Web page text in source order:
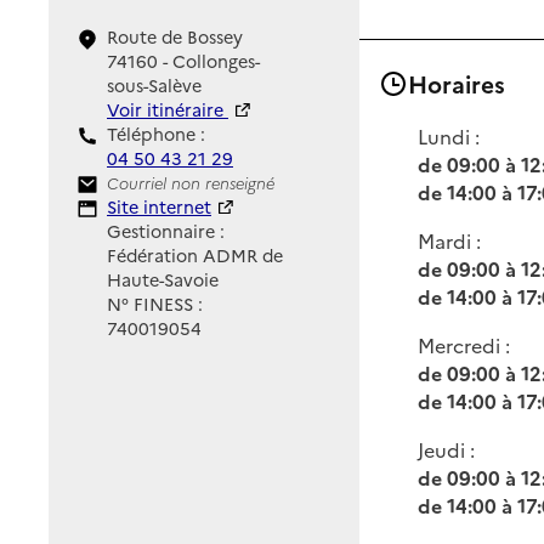
Route de Bossey
74160 - Collonges-
sous-Salève
Voir itinéraire
Téléphone :
04 50 43 21 29
Contact
Courriel non renseigné
Site Internet
Site internet
Gestionnaire :
Fédération ADMR de
Haute-Savoie
N° FINESS :
740019054
Horaires
Lundi :
de 09:00 à
de 14:00 à
Mardi :
de 09:00 à
de 14:00 à
Mercredi :
de 09:00 à
de 14:00 à
Jeudi :
de 09:00 à
de 14:00 à